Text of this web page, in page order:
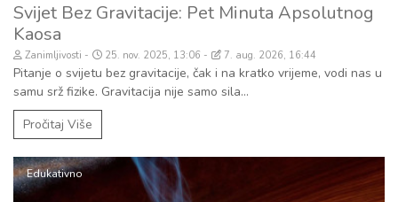
Svijet Bez Gravitacije: Pet Minuta Apsolutnog
Kaosa
Zanimljivosti 25. nov. 2025, 13:06 7. aug. 2026, 16:44
Pitanje o svijetu bez gravitacije, čak i na kratko vrijeme, vodi nas u
samu srž fizike. Gravitacija nije samo sila...
Pročitaj Više
Edukativno